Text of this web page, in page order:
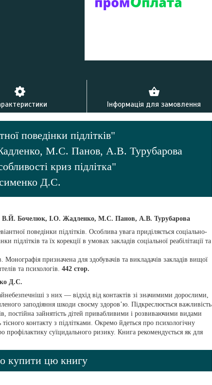
Інформація для замовлення
поведінки підлітків"
М.С. Панов, А.В. Турубарова
криз підлітка"
Д.С.
В.Й. Бочелюк, І.О. Жадленко, М.С. Панов, А.В. Турубарова
поведінки підлітків. Особлива увага приділяється соціально-
підлітків та їх корекції в умовах закладів соціальної реабілітації та
Монографія призначена для здобувачів та викладачів закладів вищої
та психологів. 442 стор.
Д.С.
з них — відхід від контактів зі значимими дорослими,
заподіяння шкоди своєму здоров’ю. Підкреслюється важливість
постійна зайнятість дітей привабливими і розвиваючими видами
контакту з підлітками. Окремо йдеться про психологічну
профілактику суїцидального ризику. Книга рекомендується як для
купити цю книгу